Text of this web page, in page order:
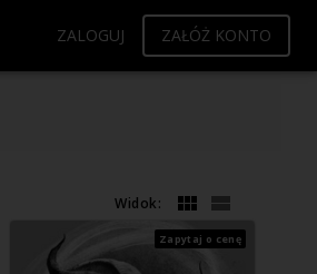
ZALOGUJ ZAŁÓŻ KONTO
Widok:
Zapytaj o cenę